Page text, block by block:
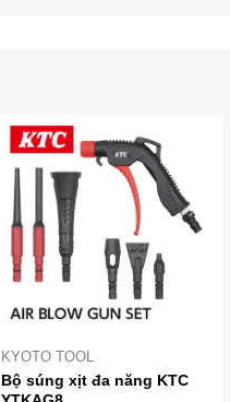
KYOTO TOOL
Bộ súng xịt đa năng KTC